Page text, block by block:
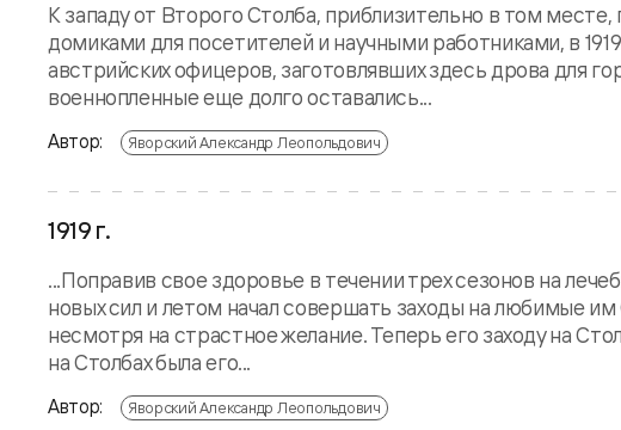
К западу от Второго Столба, приблизительно в том
домиками для посетителей и научными работниками, в
австрийских офицеров, заготовлявших здесь дрова для
военнопленные еще долго оставались...
Автор: Яворский Александр Леопольдович
1919 г.
...Поправив свое здоровье в течении трех сезонов на
новых сил и летом начал совершать заходы на любимые
несмотря на страстное желание. Теперь его заходу на
на Столбах была его...
Автор: Яворский Александр Леопольдович